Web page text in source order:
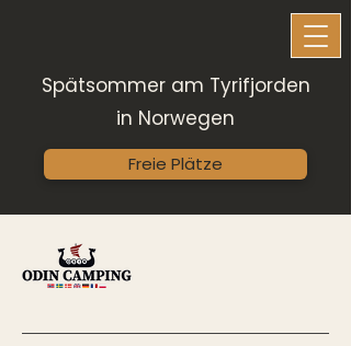
​​Spätsommer am Tyrifjorden
in Norwegen
Freie Plätze